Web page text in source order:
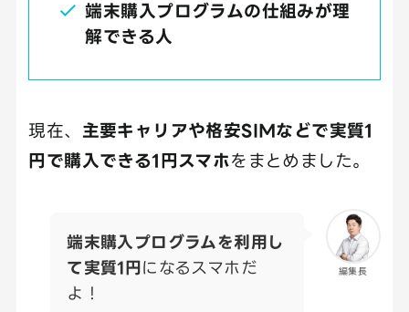
端末購入プログラムの仕組みが理
解できる人
現在、 主要キャリアや格安SIMなどで実質1
円で購入できる1円スマホをまとめました。
編集長
端末購入プログラムを利用し
て実質1円 になるスマホだ
よ！